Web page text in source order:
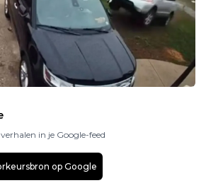
in je Google-feed
op Google